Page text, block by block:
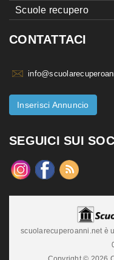
Scuole recupero
CONTATTACI
Inserisci Annuncio
SEGUICI SUI
scuolarecuperoanni.net è